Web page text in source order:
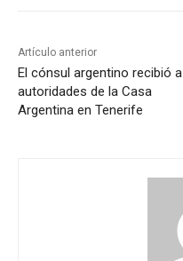
Artículo anterior
El cónsul argentino recibió a
autoridades de la Casa
Argentina en Tenerife